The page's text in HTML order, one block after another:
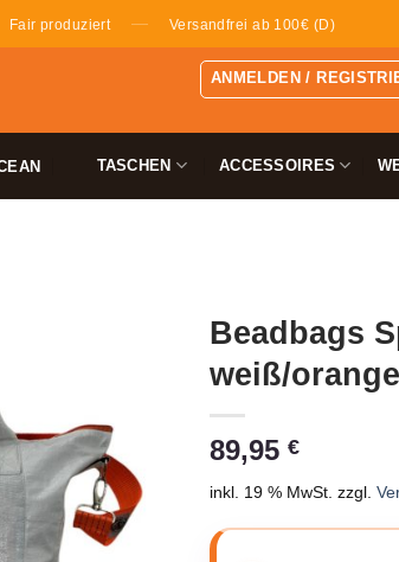
Fair produziert — Versandfrei ab 100€ (D)
ANMELDEN /
TASCHEN ACCESSOIRES
Beadbags
weiß/orange
89,95 €
inkl. 19 % MwSt. zzgl.